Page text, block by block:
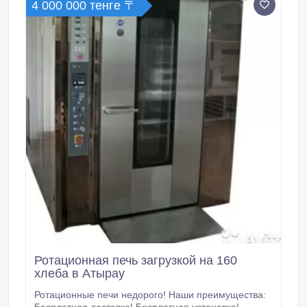
печи нового поколения, которые предназначены
для высококачественных выпечек: формовых и
подовых сортов хлеба из пшеничной и ржаной муки
- хлебобулочных и кондитерских изделий.
4 000 000 тенге 〒
Ротационная печь загрузкой на 160
хлеба в Атырау
Ротационные печи недорого! Наши преимущества: